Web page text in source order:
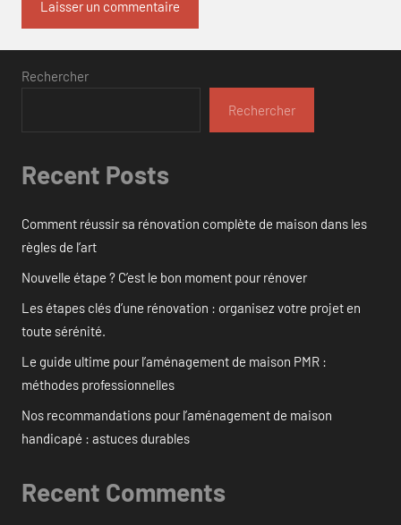
Rechercher
Rechercher
Recent Posts
Comment réussir sa rénovation complète de maison dans les
règles de l’art
Nouvelle étape ? C’est le bon moment pour rénover
Les étapes clés d’une rénovation : organisez votre projet en
toute sérénité.
Le guide ultime pour l’aménagement de maison PMR :
méthodes professionnelles
Nos recommandations pour l’aménagement de maison
handicapé : astuces durables
Recent Comments